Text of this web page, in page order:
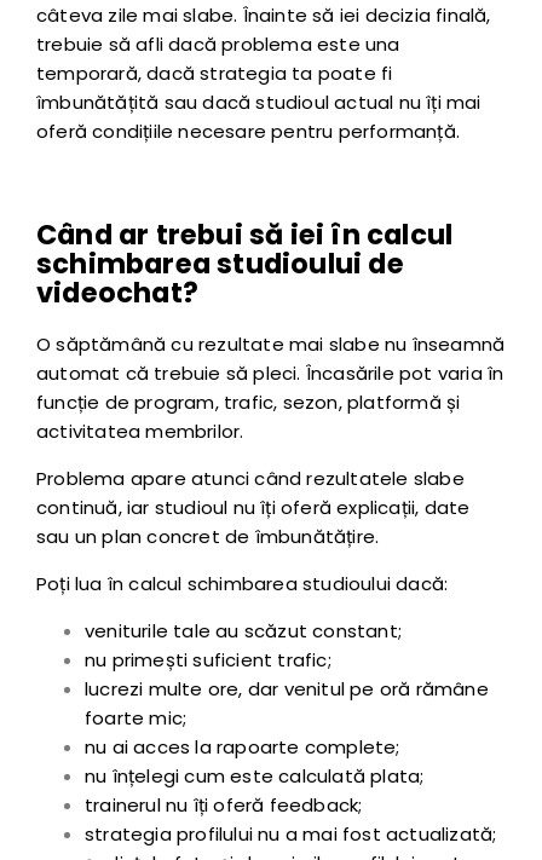
câteva zile mai slabe. Înainte să iei decizia finală,
trebuie să afli dacă problema este una
temporară, dacă strategia ta poate fi
îmbunătățită sau dacă studioul actual nu îți mai
oferă condițiile necesare pentru performanță.
Când ar trebui să iei în calcul
schimbarea studioului de
videochat?
O săptămână cu rezultate mai slabe nu înseamnă
automat că trebuie să pleci. Încasările pot varia în
funcție de program, trafic, sezon, platformă și
activitatea membrilor.
Problema apare atunci când rezultatele slabe
continuă, iar studioul nu îți oferă explicații, date
sau un plan concret de îmbunătățire.
Poți lua în calcul schimbarea studioului dacă:
veniturile tale au scăzut constant;
nu primești suficient trafic;
lucrezi multe ore, dar venitul pe oră rămâne
foarte mic;
nu ai acces la rapoarte complete;
nu înțelegi cum este calculată plata;
trainerul nu îți oferă feedback;
strategia profilului nu a mai fost actualizată;